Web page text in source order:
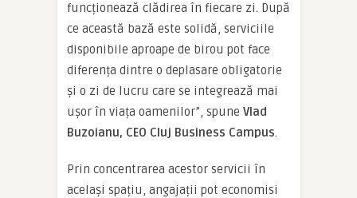
funcționează clădirea în fiecare zi. După
ce această bază este solidă, serviciile
disponibile aproape de birou pot face
diferența dintre o deplasare obligatorie
și o zi de lucru care se integrează mai
ușor în viața oamenilor”, spune Vlad
Buzoianu, CEO Cluj Business Campus.
Prin concentrarea acestor servicii în
același spațiu, angajații pot economisi